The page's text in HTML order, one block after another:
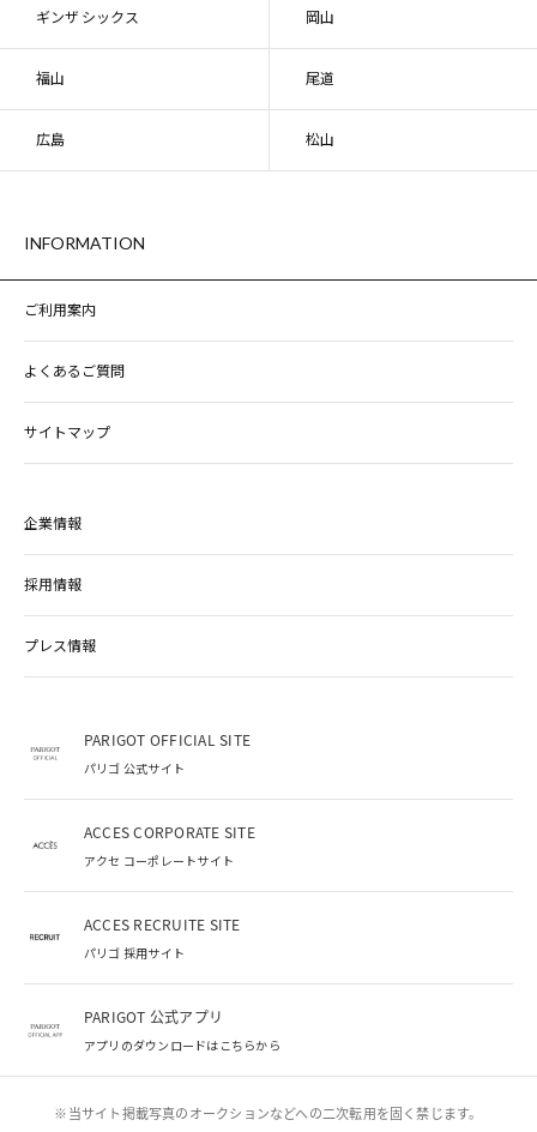
ギンザ シックス 岡山
福山 尾道
広島 松山
INFORMATION
ご利用案内
よくあるご質問
サイトマップ
企業情報
採用情報
プレス情報
PARIGOT OFFICIAL SITE
パリゴ 公式サイト
ACCES CORPORATE SITE
アクセ コーポレートサイト
ACCES RECRUITE SITE
パリゴ 採用サイト
PARIGOT 公式アプリ
アプリのダウンロードはこちらから
※当サイト掲載写真のオークションなどへの二次転用を固く禁じます。